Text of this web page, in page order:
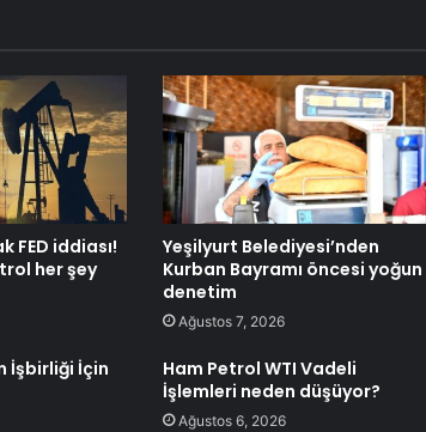
FED iddiası!
her şey
Yeşilyurt Belediyesi’nden
Kurban Bayramı öncesi yoğun
denetim
Ağustos 7, 2026
İşbirliği İçin
Ham Petrol WTI Vadeli
İşlemleri neden düşüyor?
Ağustos 6, 2026